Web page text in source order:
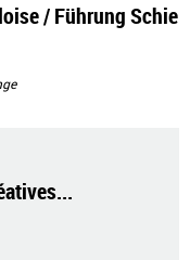
/ Führung Schie